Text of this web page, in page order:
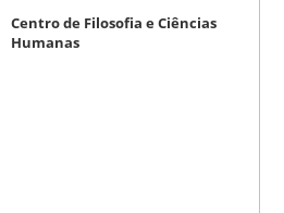
Centro de Filosofia e Ciências
Humanas